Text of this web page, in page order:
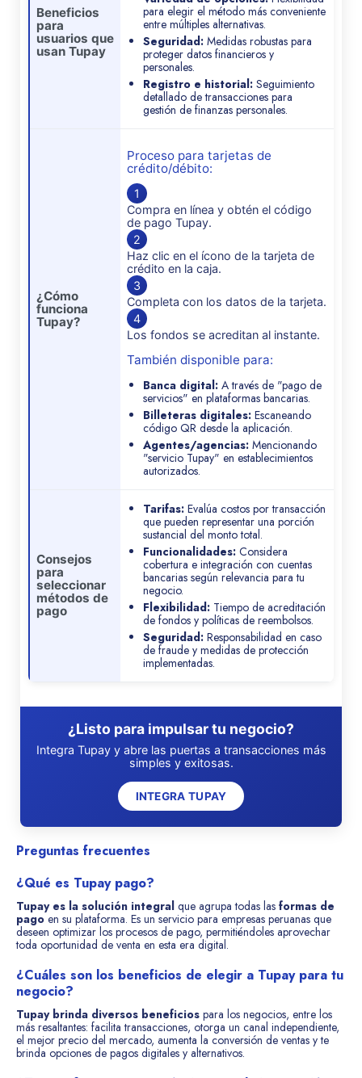
Beneficios
para
usuarios que
usan Tupay
para elegir el método más conveniente
entre múltiples alternativas.
Seguridad: Medidas robustas para
proteger datos financieros y
personales.
Registro e historial: Seguimiento
detallado de transacciones para
gestión de finanzas personales.
¿Cómo
funciona
Tupay?
Proceso para tarjetas de
crédito/débito:
1
Compra en línea y obtén el código
de pago Tupay.
2
Haz clic en el ícono de la tarjeta de
crédito en la caja.
3
Completa con los datos de la tarjeta.
4
Los fondos se acreditan al instante.
También disponible para:
Banca digital: A través de "pago de
servicios" en plataformas bancarias.
Billeteras digitales: Escaneando
código QR desde la aplicación.
Agentes/agencias: Mencionando
"servicio Tupay" en establecimientos
autorizados.
Consejos
para
seleccionar
métodos de
pago
Tarifas: Evalúa costos por transacción
que pueden representar una porción
sustancial del monto total.
Funcionalidades: Considera
cobertura e integración con cuentas
bancarias según relevancia para tu
negocio.
Flexibilidad: Tiempo de acreditación
de fondos y políticas de reembolsos.
Seguridad: Responsabilidad en caso
de fraude y medidas de protección
implementadas.
¿Listo para impulsar tu negocio?
Integra Tupay y abre las puertas a transacciones más
simples y exitosas.
INTEGRA TUPAY
Preguntas frecuentes
¿Qué es Tupay pago?
Tupay es la solución integral que agrupa todas las formas de
pago en su plataforma. Es un servicio para empresas peruanas que
deseen optimizar los procesos de pago, permitiéndoles aprovechar
toda oportunidad de venta en esta era digital.
¿Cuáles son los beneficios de elegir a Tupay para tu
negocio?
Tupay brinda diversos beneficios para los negocios, entre los
más resaltantes: facilita transacciones, otorga un canal independiente,
el mejor precio del mercado, aumenta la conversión de ventas y te
brinda opciones de pagos digitales y alternativos.